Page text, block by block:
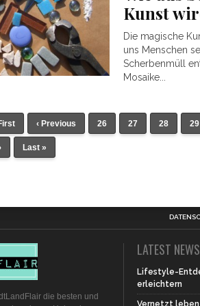
Kunst
Die magische
uns Menschen
Scherbenmüll
Mosaike...
‹ Previous 26 27 28 29
Last »
die besten und
LATEST NEWS
Lifestyle-
erleichtern